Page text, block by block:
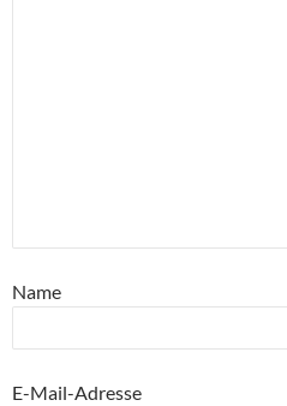
Name
E-Mail-Adresse